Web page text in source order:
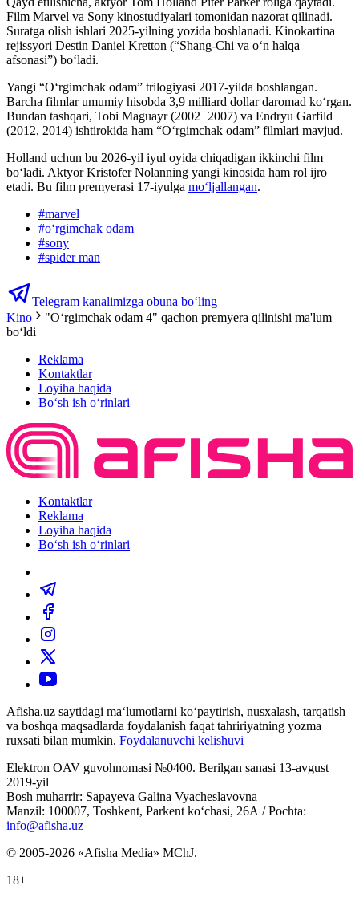
Film Marvel va Sony kinostudiyalari tomonidan nazorat qilinadi.
Suratga olish ishlari 2025-yilning yozida boshlanadi. Kinokartina
rejissyori Destin Daniel Kretton (“Shang-Chi va o‘n halqa
afsonasi”) boʻladi.
Yangi “O‘rgimchak odam” trilogiyasi 2017-yilda boshlangan.
Barcha filmlar umumiy hisobda 3,9 milliard dollar daromad koʻrgan.
Bundan tashqari, Tobi Maguayr (2002−2007) va Endryu Garfild
(2012, 2014) ishtirokida ham “Oʻrgimchak odam” filmlari mavjud.
Holland uchun bu 2026-yil iyul oyida chiqadigan ikkinchi film
bo‘ladi. Aktyor Kristofer Nolanning yangi kinosida ham rol ijro
etadi. Bu film premyerasi 17-iyulga moʻljallangan.
#marvel
#oʻrgimchak odam
#sony
#spider man
Telegram kanalimizga obuna bo‘ling
Kino
"Oʻrgimchak odam 4" qachon premyera qilinishi ma'lum
boʻldi
Reklama
Kontaktlar
Loyiha haqida
Bo‘sh ish o‘rinlari
Kontaktlar
Reklama
Loyiha haqida
Bo‘sh ish o‘rinlari
Afisha.uz saytidagi ma‘lumotlarni ko‘paytirish, nusxalash, tarqatish
va boshqa maqsadlarda foydalanish faqat tahririyatning yozma
ruxsati bilan mumkin. Foydalanuvchi kelishuvi
Elektron OAV guvohnomasi №0400. Berilgan sanasi 13-avgust
2019-yil
Bosh muharrir: Sapayeva Galina Vyacheslavovna
Manzil: 100007, Toshkent, Parkent ko‘chasi, 26А / Pochta:
info@afisha.uz
© 2005-2026 «Afisha Media» MChJ.
18+